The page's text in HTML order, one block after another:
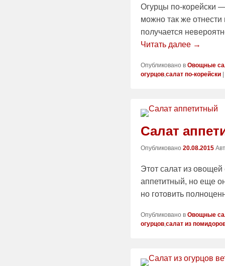
Огурцы по-корейски
можно так же отнести
получается
Читать далее →
Опубликовано в Овощные
огурцов салат по-корейски |
Салат
Опубликовано 20.08.2015
Этот салат из
аппетитный, но еще
но готовить
Опубликовано в Овощные
огурцов,салат из